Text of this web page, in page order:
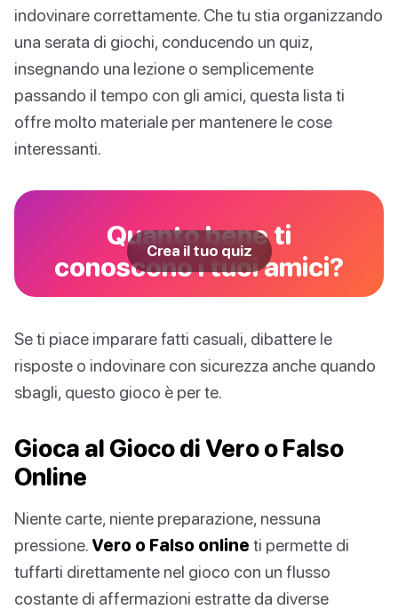
indovinare correttamente. Che tu stia organizzando
una serata di giochi, conducendo un quiz,
insegnando una lezione o semplicemente
passando il tempo con gli amici, questa lista ti
offre molto materiale per mantenere le cose
interessanti.
Quanto bene ti
conoscono i tuoi amici?
Crea il tuo quiz
Se ti piace imparare fatti casuali, dibattere le
risposte o indovinare con sicurezza anche quando
sbagli, questo gioco è per te.
Gioca al Gioco di Vero o Falso
Online
Niente carte, niente preparazione, nessuna
pressione. Vero o Falso online ti permette di
tuffarti direttamente nel gioco con un flusso
costante di affermazioni estratte da diverse